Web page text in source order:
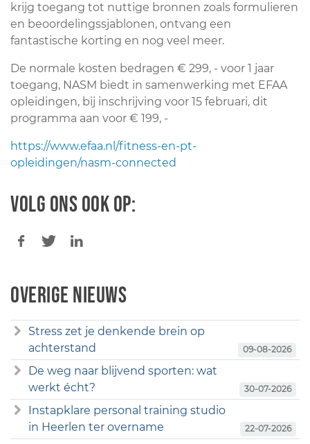
krijg toegang tot nuttige bronnen zoals formulieren
en beoordelingssjablonen, ontvang een
fantastische korting en nog veel meer.
De normale kosten bedragen € 299, - voor 1 jaar
toegang, NASM biedt in samenwerking met EFAA
opleidingen, bij inschrijving voor 15 februari, dit
programma aan voor € 199, -
https://www.efaa.nl/fitness-en-pt-
opleidingen/nasm-connected
Volg ons ook op:
Overige nieuws
Stress zet je denkende brein op
achterstand
09-08-2026
De weg naar blijvend sporten: wat
werkt écht?
30-07-2026
Instapklare personal training studio
in Heerlen ter overname
22-07-2026